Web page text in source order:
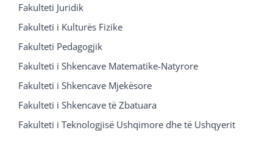
Fakulteti Juridik
Fakulteti i Kulturës Fizike
Fakulteti Pedagogjik
Fakulteti i Shkencave Matematike-Natyrore
Fakulteti i Shkencave Mjekësore
Fakulteti i Shkencave të Zbatuara
Fakulteti i Teknologjisë Ushqimore dhe të Ushqyerit